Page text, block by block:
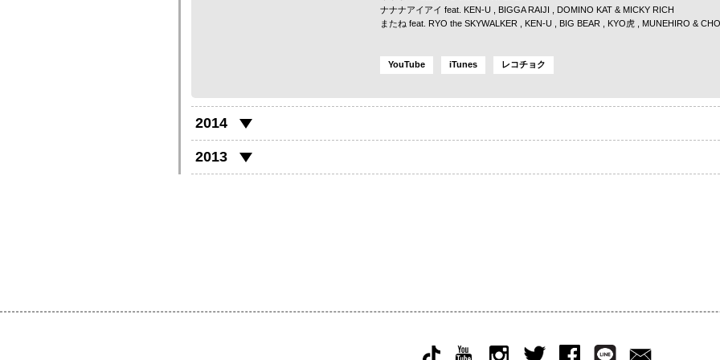
ナナナアイアイ feat. KEN-U BIGGA RAIJI DOMINO KAT & MICKY RICH
またね feat. RYO the SKYWALKER KEN-U BIG BEAR KYO虎 MUNEHIRO &
YouTube iTunes レコチョク
2014
2013